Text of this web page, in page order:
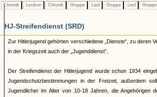
Chronik Lexikon Chronik Gruppe Lied Gruppe Lied Gruppe
HJ-Streifendienst (SRD)
Zur Hitlerjugend gehörten verschiedene „Dienste“, zu deren
in der Kriegszeit auch der „Jugenddienst“.
Der Streifendienst der Hitlerjugend wurde schon 1934
Jugendschutzbestimmungen in der Freizeit, außerdem
Jugendlicher im Alter von 10-18 Jahren, die Angehörigen